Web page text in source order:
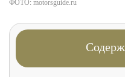
ФОТО: motorsguide.ru